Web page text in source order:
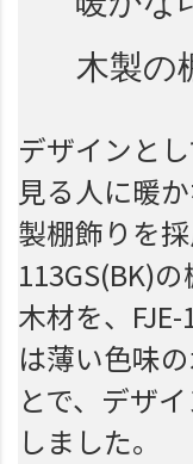
木製の
デザインとし
見る人に暖
製棚飾りを
113GS(BK)
木材を、
は薄い色味
とで、デザ
しました。